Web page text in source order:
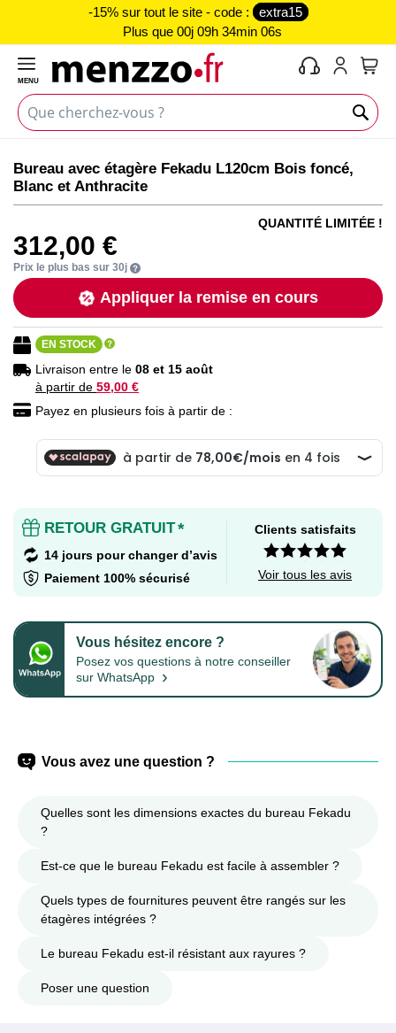
-15% sur tout le site - code :
extra15
Plus que 00j 09h 34min 06s
MENU
to
the
end
the
images
gallery
to
the
beginning
the
images
gallery
Bureau avec étagère Fekadu L120cm Bois foncé,
Blanc et Anthracite
QUANTITÉ LIMITÉE !
312,00 €
Prix le plus bas sur 30j
Appliquer la remise en cours
EN STOCK
Livraison entre le 08 et 15 août
à partir de 59,00 €
Payez en plusieurs fois à partir de :
RETOUR GRATUIT*
14 jours pour changer d’avis
Paiement 100% sécurisé
Clients satisfaits
Voir tous les avis
Vous hésitez encore ?
Posez vos questions à notre conseiller
sur WhatsApp ›
Vous avez une question ?
Quelles sont les dimensions exactes du bureau Fekadu
?
Est-ce que le bureau Fekadu est facile à assembler ?
Quels types de fournitures peuvent être rangés sur les
étagères intégrées ?
Le bureau Fekadu est-il résistant aux rayures ?
Poser une question